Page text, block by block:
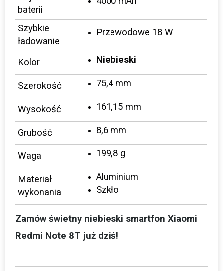
baterii
Szybkie
ładowanie
Przewodowe 18 W
Kolor Niebieski
Szerokość 75,4 mm
Wysokość 161,15 mm
Grubość 8,6 mm
Waga 199,8 g
Materiał
wykonania
Aluminium
Szkło
Zamów świetny niebieski smartfon Xiaomi
Redmi Note 8T już dziś!